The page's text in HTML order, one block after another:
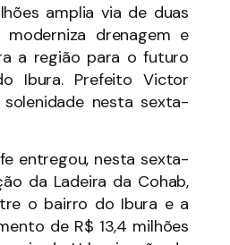
amplia via de duas
drenagem e
a região para o futuro
Ibura. Prefeito Victor
nesta sexta-
entregou, nesta sexta-
da Ladeira da Cohab,
o bairro do Ibura e a
de R$ 13,4 milhões